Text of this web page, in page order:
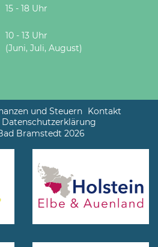
15 - 18 Uhr
10 - 13 Uhr
(Juni, Juli, August)
und Steuern Kontakt
Datenschutzerklärung
Bramstedt 2026